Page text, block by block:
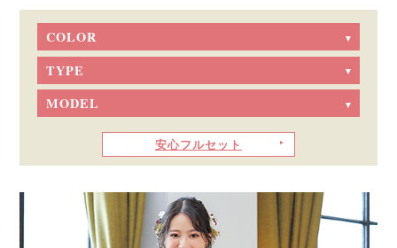
COLOR
TYPE
MODEL
安心フルセット